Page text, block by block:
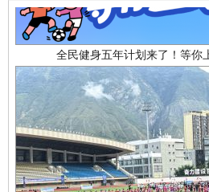
阿坝州三大球赛在茂县开幕